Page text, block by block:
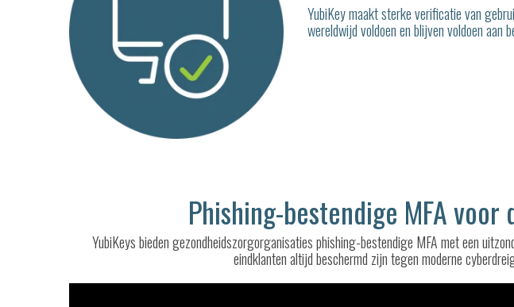
YubiKey maakt sterke verificatie van
wereldwijd voldoen en blijven voldoen aan
Phishing-bestendige MFA
YubiKeys bieden gezondheidszorgorganisaties phishing-bestendige MFA met een
eindklanten altijd beschermd zijn tegen moderne